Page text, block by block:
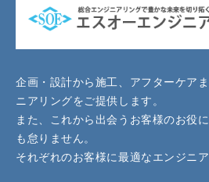
企画・設計から施工、アフターケア
ニアリングをご提供します。
また、これから出会うお客様のお役
も怠りません。
それぞれのお客様に最適なエンジニ